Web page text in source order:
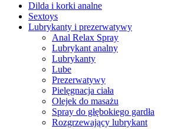
Dilda i korki analne
Sextoys
Lubrykanty i prezerwatywy
Anal Relax Spray
Lubrykant analny
Lubrykanty
Lube
Prezerwatywy
Pielęgnacja ciała
Olejek do masażu
Spray do głębokiego gardła
Rozgrzewający lubrykant